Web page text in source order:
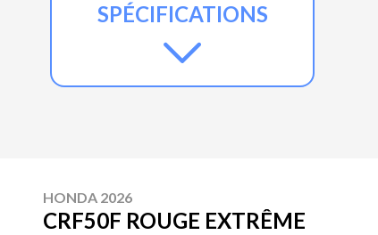
SPÉCIFICATIONS
HONDA 2026
CRF50F ROUGE EXTRÊME